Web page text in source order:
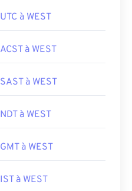
UTC à WEST
ACST à WEST
SAST à WEST
NDT à WEST
GMT à WEST
IST à WEST